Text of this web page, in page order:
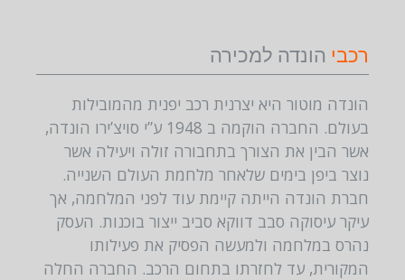
רכבי הונדה למכירה
הונדה מוטור היא יצרנית רכב יפנית מהמובילות
בעולם. החברה הוקמה ב 1948 ע”י סויצ’ירו הונדה,
אשר הבין את הצורך בתחבורה זולה ויעילה אשר
נוצר ביפן בימים שלאחר מלחמת העולם השנייה.
חברת הונדה הייתה קיימת עוד לפני המלחמה, אך
עיקר עיסוקה סבב דווקא סביב ייצור בוכנות. העסק
נהרס במלחמה ולמעשה הפסיק את פעילותו
המקורית, עד לחזרתו בתחום הרכב. החברה החלה